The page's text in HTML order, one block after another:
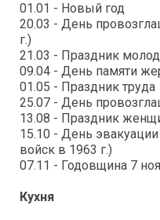
01.01 - Новый год
20.03 - День
г.)
21.03 - Праздник
09.04 - День памяти
01.05 - Праздник труда
25.07 - День
13.08 - Праздник
15.10 - День
войск в 1963 г.)
07.11 - Годовщина 7
Кухня